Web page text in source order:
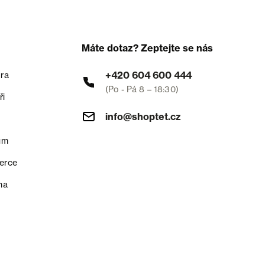
Máte dotaz? Zeptejte se nás
+420 604 600 444
(Po - Pá 8 – 18:30)
info@shoptet.cz